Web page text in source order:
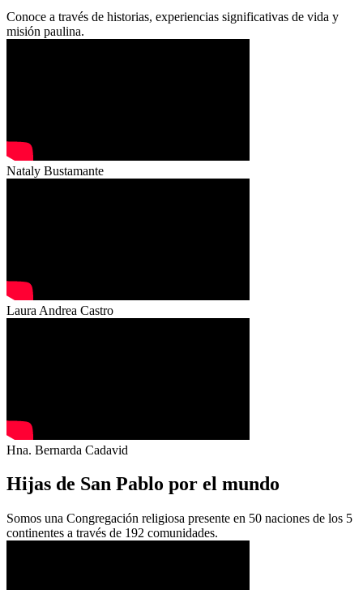
Conoce a través de historias, experiencias significativas de vida y
misión paulina.
Nataly Bustamante
Laura Andrea Castro
Hna. Bernarda Cadavid
Hijas de San Pablo por el mundo
Somos una Congregación religiosa presente en 50 naciones de los 5
continentes a través de 192 comunidades.